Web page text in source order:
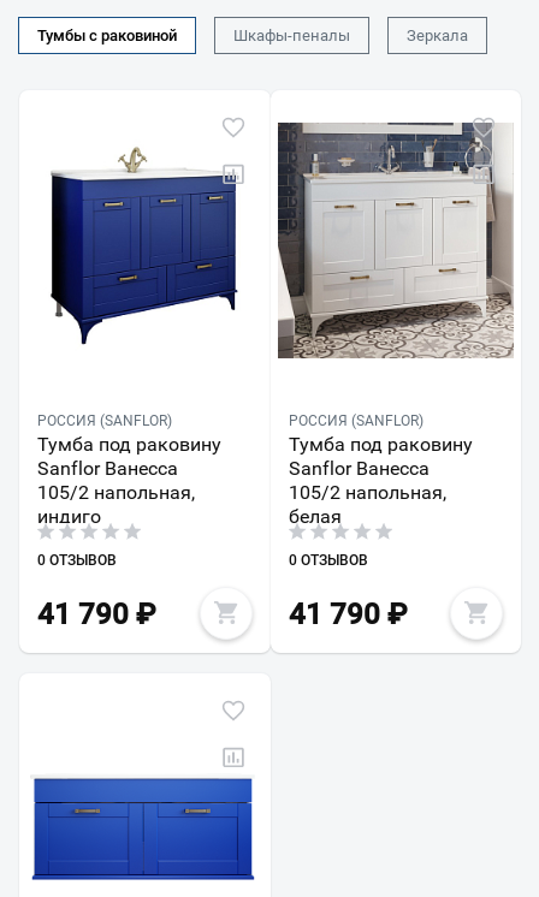
Тумбы с раковиной Шкафы-пеналы Зеркала
РОССИЯ (SANFLOR)
Тумба под раковину
Sanflor Ванесса
105/2 напольная,
индиго
0 ОТЗЫВОВ
41 790 ₽
РОССИЯ (SANFLOR)
Тумба под раковину
Sanflor Ванесса
105/2 напольная,
белая
0 ОТЗЫВОВ
41 790₽